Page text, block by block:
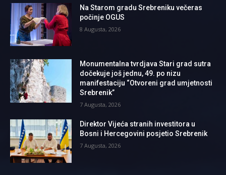
Na Starom gradu Srebreniku večeras
počinje OGUS
8 Augusta, 2026
Monumentalna tvrdjava Stari grad sutra
dočekuje još jednu, 49. po nizu
manifestaciju “Otvoreni grad umjetnosti
Srebrenik”
7 Augusta, 2026
Direktor Vijeća stranih investitora u
Bosni i Hercegovini posjetio Srebrenik
7 Augusta, 2026